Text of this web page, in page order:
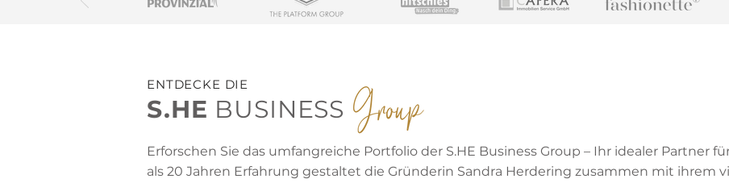
S.HE BUSINESS
ENTDECKE DIE
Erforschen Sie das umfangreiche Portfolio der S.HE Business Group – Ihr idealer Partner
als 20 Jahren Erfahrung gestaltet die Gründerin Sandra Herdering zusammen mit ihrem